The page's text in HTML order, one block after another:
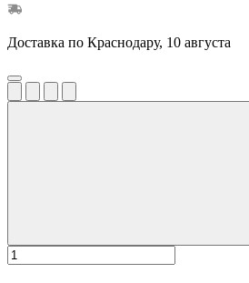
Доставка по Краснодару, 10 августа